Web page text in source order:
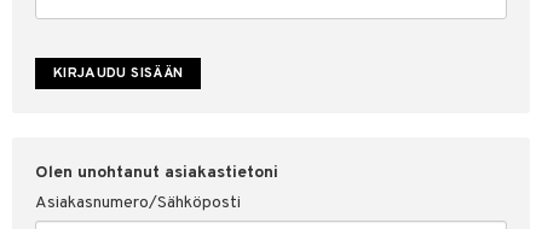
Olen unohtanut asiakastietoni
Asiakasnumero/Sähköposti
suojaus